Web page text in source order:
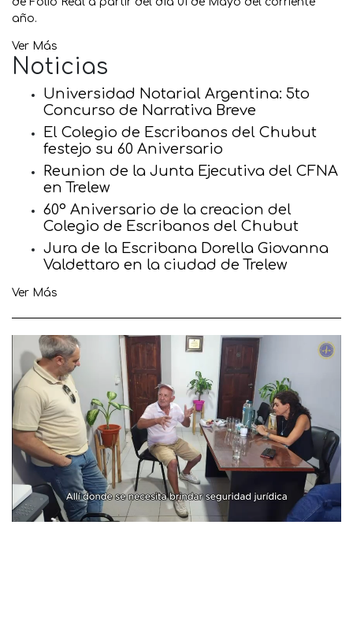
año.
Ver Más
Noticias
Universidad Notarial Argentina: 5to
Concurso de Narrativa Breve
El Colegio de Escribanos del Chubut
festejo su 60 Aniversario
Reunion de la Junta Ejecutiva del CFNA
en Trelew
60° Aniversario de la creacion del
Colegio de Escribanos del Chubut
Jura de la Escribana Dorella Giovanna
Valdettaro en la ciudad de Trelew
Ver Más